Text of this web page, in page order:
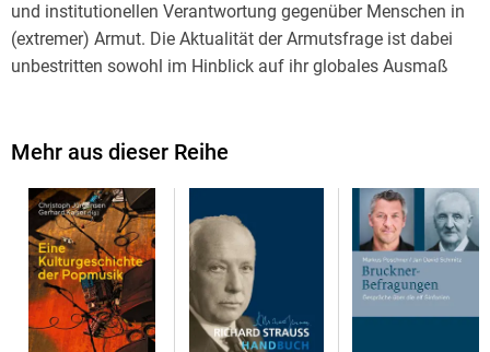
und institutionellen Verantwortung gegenüber Menschen in
(extremer) Armut. Die Aktualität der Armutsfrage ist dabei
unbestritten sowohl im Hinblick auf ihr globales Ausmaß
entwickelten Wohlfahrtsstaaten.
philosophischen Forschung umfassend abzubilden. Dabei
werden nicht nur die klassischen Fragestellungen der
politischen Philosophie und Ethik (Chancengleichheit,
Gerechtigkeit, Menschenrechte, Pflichten, Verantwortung
etc.) behandelt, sondern auch jene aufgegriffen, die bislang
weniger intensiv diskutiert wurden. Das betrifft etwa ethische
Mehr aus dieser Reihe